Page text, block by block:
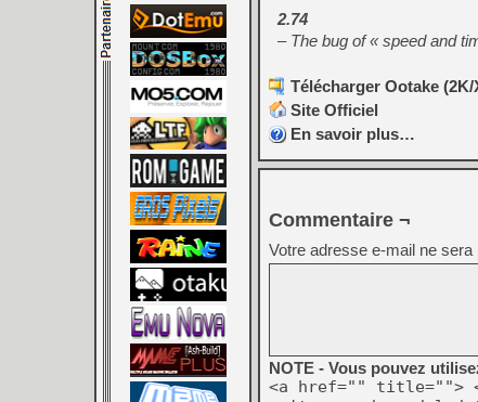
2.74
– The bug of « speed and
Télécharger Ootake (2K/
Site Officiel
En savoir plus…
Commentaire ¬
Votre adresse e-mail ne sera
NOTE - Vous pouvez
<a href="" title="">